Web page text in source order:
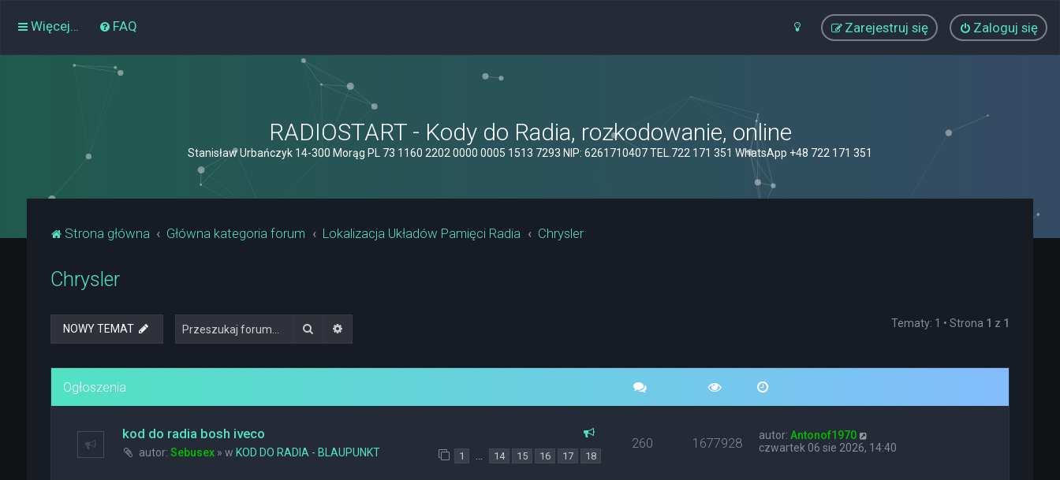
Więcej… FAQ Zaloguj się
Zarejestruj się
RADIOSTART - Kody do Radia, rozkodowanie, online
Stanisław Urbańczyk 14-300 Morąg PL 73 1160 2202 0000 0005 1513 7293 NIP: 6261710407 TEL.722 171 351 WhatsApp +48 722 171 351
Strona główna Główna kategoria forum Lokalizacja Układów Pamięci Radia Chrysler
Chrysler
NOWY TEMAT Szukaj Tematy: 1 • Strona 1 z 1
Ogłoszenia
kod do radia bosh iveco
autor: Sebusex » w KOD DO RADIA - BLAUPUNKT 1 … 14 15 16 17 18
260 1677928 autor:Antonof1970
czwartek 06 sie 2026, 14:40